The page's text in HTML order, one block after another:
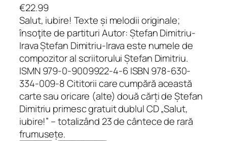
€22.99
Salut, iubire! Texte și melodii originale;
însoţite de partituri Autor: Ștefan Dimitriu-
Irava Ștefan Dimitriu-Irava este numele de
compozitor al scriitorului Ștefan Dimitriu.
ISMN 979-0-9009922-4-6 ISBN 978-630-
334-009-8 Cititorii care cumpără această
carte sau oricare (alte) două cărți de Ștefan
Dimitriu primesc gratuit dublul CD „Salut,
iubire!” – totalizând 23 de cântece de rară
frumusețe.